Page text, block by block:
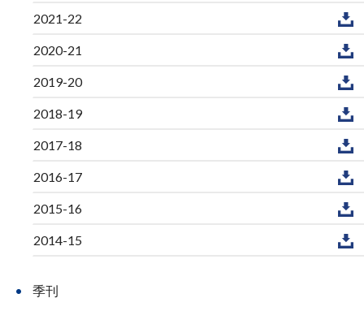
2021-22
2020-21
2019-20
2018-19
2017-18
2016-17
2015-16
2014-15
季刊